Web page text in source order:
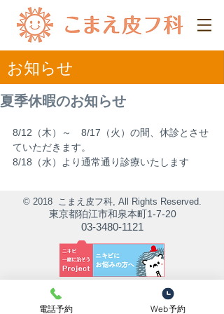
​お知らせ
夏季休暇のお知らせ
8/12（木）～　8/17（火）の間、休診とさせ
ていただきます。
8/18（水）より通常通り診療いたします
© 2018 こまえ皮フ科, All Rights Reserved.
東京都狛江市和泉本町1-7-20
03-3480-1121
電話予約 Web予約